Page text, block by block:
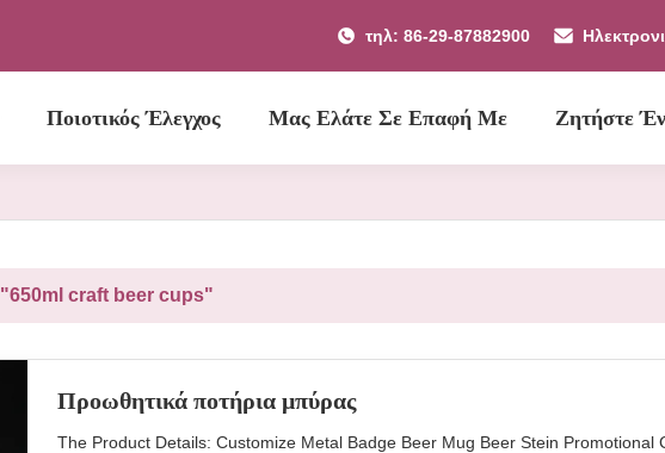
τηλ: 86-29-87882900
Ποιοτικός Έλεγχος Μας Ελάτε Σε Επαφή Με Ζητήστε
"650ml craft beer cups"
Προωθητικά ποτήρια μπύρας
The Product Details: Customize Metal Badge Beer Mug Beer Stein Promotional